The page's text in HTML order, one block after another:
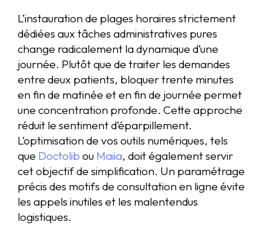
L’instauration de plages horaires strictement
dédiées aux tâches administratives pures
change radicalement la dynamique d’une
journée. Plutôt que de traiter les demandes
entre deux patients, bloquer trente minutes
en fin de matinée et en fin de journée permet
une concentration profonde. Cette approche
réduit le sentiment d’éparpillement.
L’optimisation de vos outils numériques, tels
que Doctolib ou Maiia, doit également servir
cet objectif de simplification. Un paramétrage
précis des motifs de consultation en ligne évite
les appels inutiles et les malentendus
logistiques.